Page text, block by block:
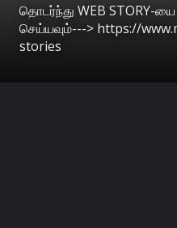
தொடர்ந்து WEB STORY-
செய்யவும்---> https://
stories